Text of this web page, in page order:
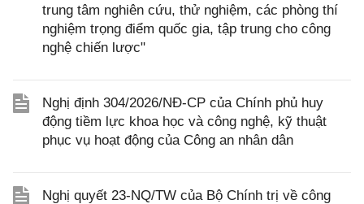
trung tâm nghiên cứu, thử nghiệm, các phòng thí
nghiệm trọng điểm quốc gia, tập trung cho công
nghệ chiến lược"
Nghị định 304/2026/NĐ-CP của Chính phủ huy
động tiềm lực khoa học và công nghệ, kỹ thuật
phục vụ hoạt động của Công an nhân dân
Nghị quyết 23-NQ/TW của Bộ Chính trị về công